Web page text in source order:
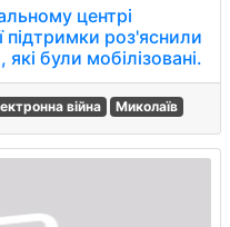
центрі
підтримки роз'яснили
були мобілізовані.
війна Миколаїв